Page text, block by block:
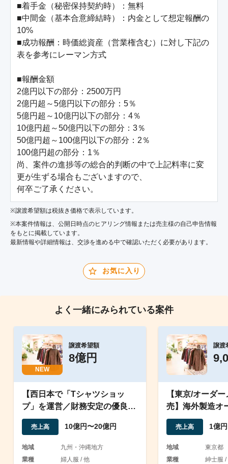
■着手金（秘密保持契約時）：無料
■中間金（基本合意締結時）：内金として想定報酬の
10%
■成功報酬：時価総資産（営業権含む）に対し下記の
表を参考にレーマン方式
■報酬金額
2億円以下の部分：2500万円
2億円超～5億円以下の部分：5％
5億円超～10億円以下の部分：4％
10億円超～50億円以下の部分：3％
50億円超～100億円以下の部分：2％
100億円超の部分：1％
尚、案件の進捗等の総合的判断の中で上記料率に変
更が生ずる場合もございますので、
何卒ご了承ください。
※譲渡希望額は税抜き価格で表示しています。
※本案件情報は、公開日時点のヒアリング情報または売主様の自己申告情報
をもとに掲載しています。
最新情報や詳細情報は、交渉を進める中で確認いただく必要があります。
お気に入り
よく一緒にみられている案件
NEW
譲渡希望額
8億円
【西日本で「Tシャツショッ
プ」を運営／財務安定の優良企
業】
売上高 10億円〜20億円
地域
九州・沖縄地方
業種
婦人服 / 他
譲渡
【東京/オーダ
売】海外製造オ
シャツをオンラ
売上高 1億
地域
東京都
業種
紳士服 /